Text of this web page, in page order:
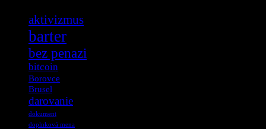
aktivizmus
barter
bez penazi
bitcoin
Borovce
Brusel
darovanie
dokument
doplnková mena